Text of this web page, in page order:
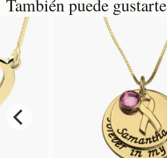
También puede gustarte